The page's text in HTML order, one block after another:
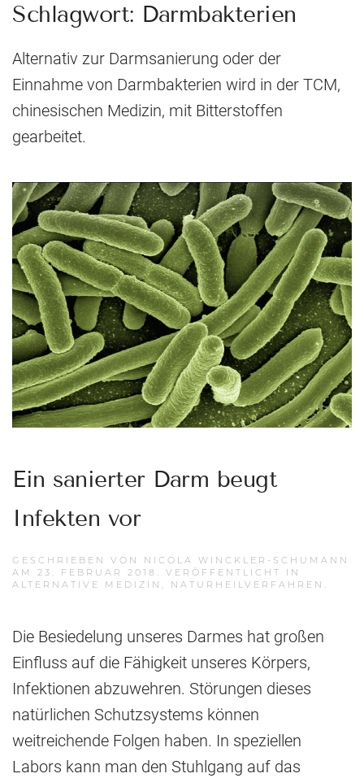
Schlagwort: Darmbakterien
Alternativ zur Darmsanierung oder der
Einnahme von Darmbakterien wird in der TCM,
chinesischen Medizin, mit Bitterstoffen
gearbeitet.
Ein sanierter Darm beugt
Infekten vor
GESCHRIEBEN VON NICOLA WINCKLER-SCHUMANN
AM 23. FEBRUAR 2018 . VERÖFFENTLICHT IN
ALTERNATIVE MEDIZIN
NATURHEILVERFAHREN .
Die Besiedelung unseres Darmes hat großen
Einfluss auf die Fähigkeit unseres Körpers,
Infektionen abzuwehren. Störungen dieses
natürlichen Schutzsystems können
weitreichende Folgen haben. In speziellen
Labors kann man den Stuhlgang auf das